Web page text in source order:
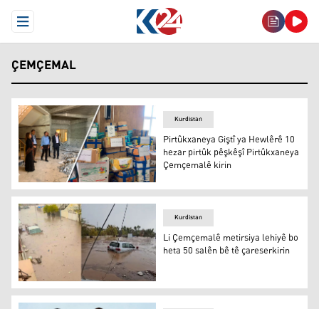
Open Menu
ÇEMÇEMAL
Pirtûkxaneya Giştî ya Hewlêrê 10 hezar pirtûk pêşkêşî
Kurdistan
Pirtûkxaneya Giştî ya Hewlêrê 10
hezar pirtûk pêşkêşî Pirtûkxaneya
Çemçemalê kirin
Wêneyê lehiya par a Çemçemalê / Erşîvê K24ê
Kurdistan
Li Çemçemalê metirsiya lehiyê bo
heta 50 salên bê tê çareserkirin